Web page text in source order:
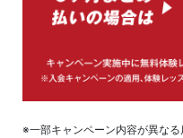
※一部キャンペーン内容が異な